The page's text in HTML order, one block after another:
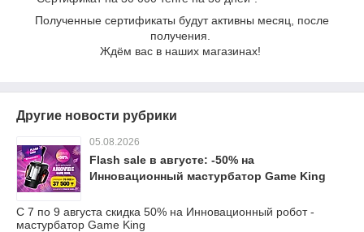
Полученные сертификаты будут активны месяц, после
получения.
Ждём вас в наших магазинах!
Другие новости рубрики
05.08.2026
Flash sale в августе: -50% на
Инновационный мастурбатор Game King
С 7 по 9 августа скидка 50% на Инновационный робот -
мастурбатор Game King